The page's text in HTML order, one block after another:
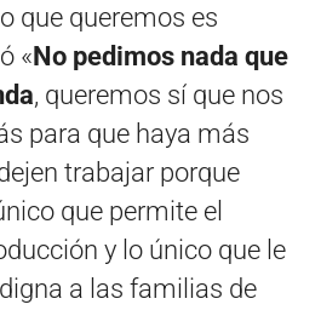
que queremos es
«No pedimos nada que
, queremos sí que nos
para que haya más
trabajar porque
que permite el
y lo único que le
a las familias de